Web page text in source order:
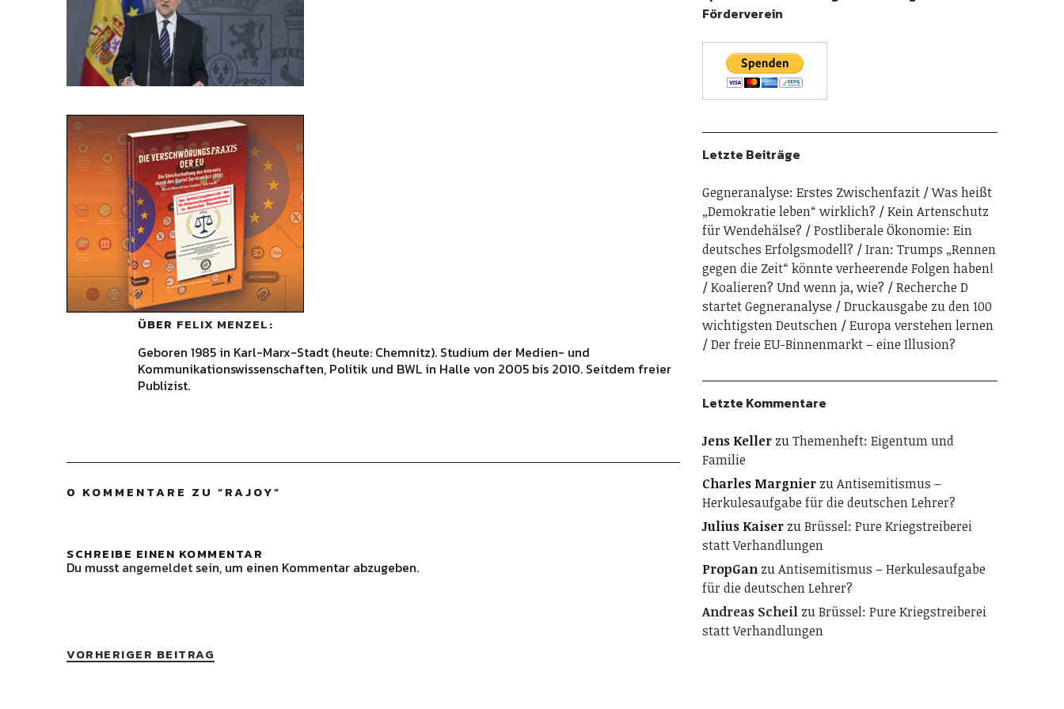
ÜBER FELIX MENZEL
Geboren 1985 in Karl-Marx-Stadt (heute: Chemnitz). Studium der Medien- und
Kommunikationswissenschaften, Politik und BWL in Halle von 2005 bis 2010. Seitdem freier
Publizist.
0 KOMMENTARE ZU “RAJOY”
SCHREIBE EINEN KOMMENTAR
Du musst angemeldet sein, um einen Kommentar abzugeben.
VORHERIGER BEITRAG
Förderverein
Letzte Beiträge
Gegneranalyse: Erstes Zwischenfazit
Was heißt
„Demokratie leben“ wirklich?
Kein Artenschutz
für Wendehälse?
Postliberale Ökonomie: Ein
deutsches Erfolgsmodell?
Iran: Trumps „Rennen
gegen die Zeit“ könnte verheerende Folgen haben!
Koalieren? Und wenn ja, wie?
Recherche D
startet Gegneranalyse
Druckausgabe zu den 100
wichtigsten Deutschen
Europa verstehen lernen
Der freie EU-Binnenmarkt – eine Illusion?
Letzte Kommentare
Jens KellerzuThemenheft: Eigentum und
Familie
Charles MargnierzuAntisemitismus –
Herkulesaufgabe für die deutschen Lehrer?
Julius KaiserzuBrüssel: Pure Kriegstreiberei
statt Verhandlungen
PropGanzuAntisemitismus – Herkulesaufgabe
für die deutschen Lehrer?
Andreas ScheilzuBrüssel: Pure Kriegstreiberei
statt Verhandlungen